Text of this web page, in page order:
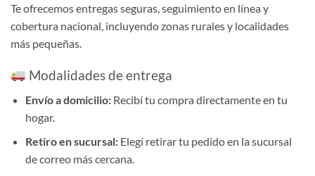
Te ofrecemos entregas seguras, seguimiento en línea y
cobertura nacional, incluyendo zonas rurales y localidades
más pequeñas.
Modalidades de entrega
Envío a domicilio:Recibí tu compra directamente en tu
hogar.
Retiro en sucursal:Elegí retirar tu pedido en la sucursal
de correo más cercana.